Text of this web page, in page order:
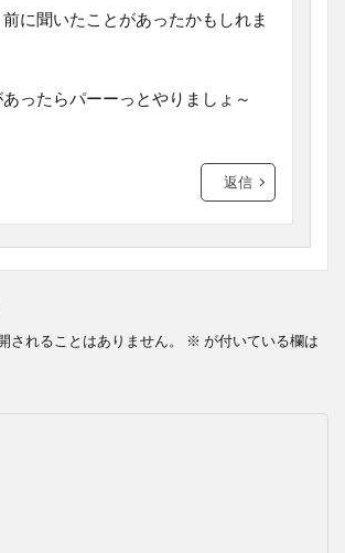
に聞いたことがあったかもしれま
ったらパーーっとやりましょ～
返信
されることはありません。 ※ が付いている欄は